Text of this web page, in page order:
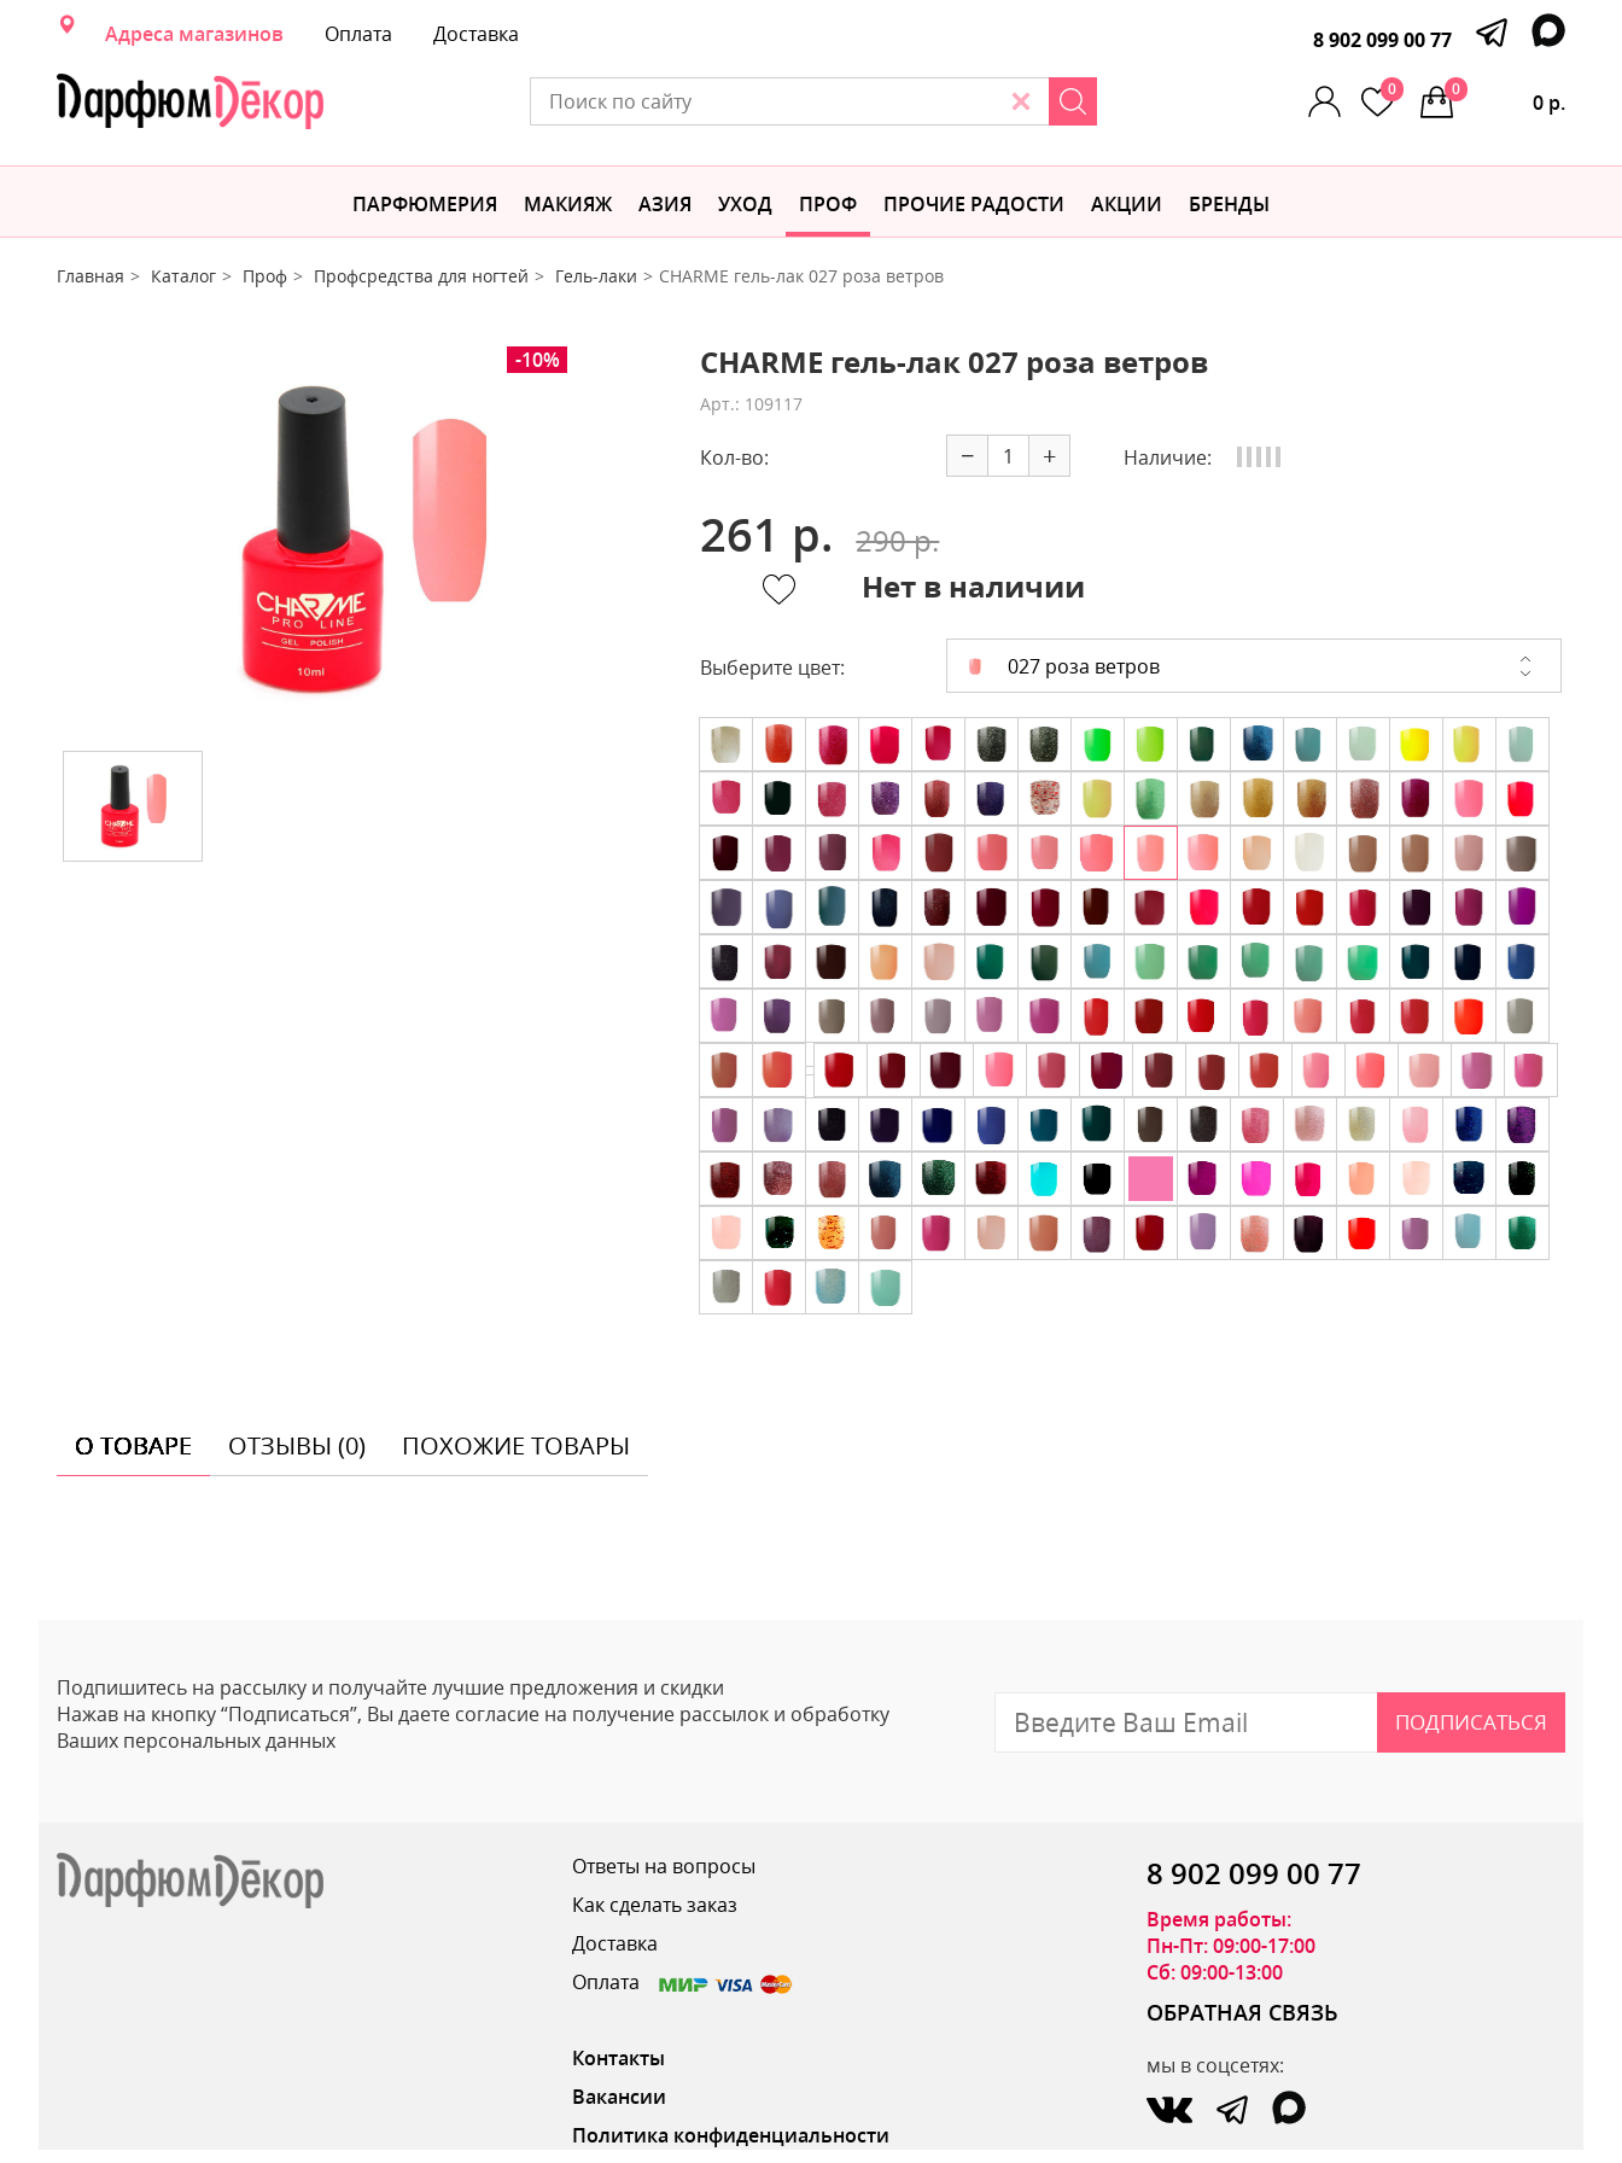
Адреса магазинов Оплата Доставка 8 902 099 00 77
0
0 р.
0
ПАРФЮМЕРИЯ МАКИЯЖ АЗИЯ УХОД ПРОФ ПРОЧИЕ РАДОСТИ АКЦИИ БРЕНДЫ
Главная Каталог Проф Профсредства для ногтей Гель-лаки CHARME гель-лак 027 роза ветров
-10% CHARME гель-лак 027 роза ветров
Арт.: 109117
Кол-во: − + Наличие:
261 р.
290 р.
Нет в наличии
Выберите цвет: 027 роза ветров
О ТОВАРЕ ОТЗЫВЫ (0) ПОХОЖИЕ ТОВАРЫ
ОТПРАВИТЬ ОТЗЫВ
Подпишитесь на рассылку и получайте лучшие предложения и скидки
Нажав на кнопку “Подписаться”, Вы даете согласие на получение рассылок и обработку
Ваших персональных данных
ПОДПИСАТЬСЯ
Ответы на вопросы
Как сделать заказ
Доставка
Оплата
Контакты
Вакансии
Политика конфиденциальности
8 902 099 00 77
Время работы:
Пн-Пт: 09:00-17:00
Сб: 09:00-13:00
ОБРАТНАЯ СВЯЗЬ
мы в соцсетях: